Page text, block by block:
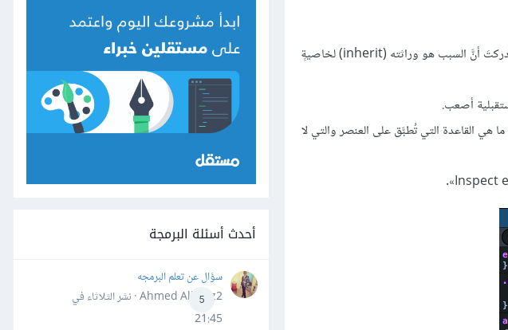
لنتخيل هذا الموقف الذي يتكرر كثيرًا: هنالك علّة في شيفرة CSS وعرفتَ أنَّ أحد عناصر DOM مُنسَّقٌ تنسيقًا خاطئًا، وأدركتَ أنَّ السبب هو وراثته (inherit) لخاصيةٍ
القاعدة التي تُطبَّق على العنصر والتي لا
أحدث أسئلة البرمجة
5
سؤال عن تعلم البرمجه
Ahmed Alhafiz2 · نشر
الثلاثاء في
21:45